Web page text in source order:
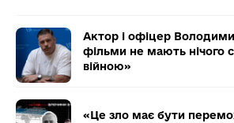
Актор і офіцер
фільми не мають нічого
війною»
«Це зло має бути